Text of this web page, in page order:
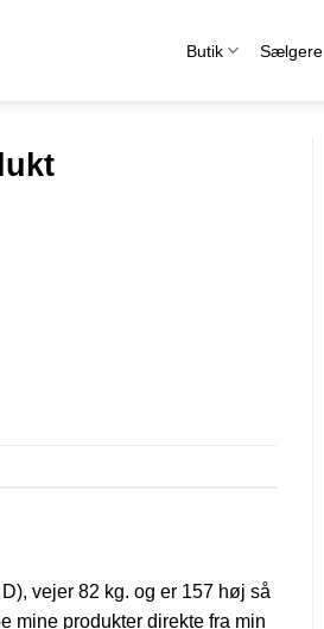
Butik Sælgere
vejer 82 kg. og er 157 høj så
mine produkter direkte fra min